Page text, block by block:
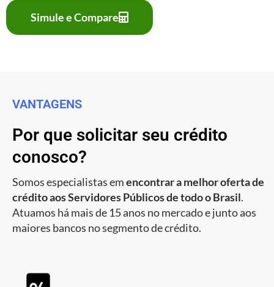
Simule e Compare
VANTAGENS
Por que solicitar seu crédito
conosco?
Somos especialistas emencontrar a melhor oferta de
crédito aos Servidores Públicos de todo o Brasil.
Atuamos há mais de 15 anos no mercado e junto aos
maiores bancos no segmento de crédito.